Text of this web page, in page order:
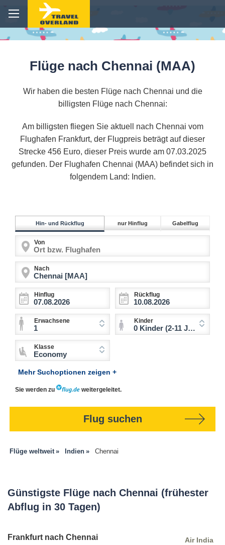
Flüge nach Chennai (MAA)
Wir haben die besten Flüge nach Chennai und die
billigsten Flüge nach Chennai:
Am billigsten fliegen Sie aktuell nach Chennai vom
Flughafen Frankfurt, der Flugpreis beträgt auf dieser
Strecke 456 Euro, dieser Preis wurde am 07.03.2025
gefunden. Der Flughafen Chennai (MAA) befindet sich in
folgendem Land: Indien.
Hin- und Rückflug nur Hinflug Gabelflug
Von
Nach
Hinflug Rückflug
Erwachsene
1
Kinder
0 Kinder (2-11 Jahre)
Klasse
Economy
Mehr Suchoptionen zeigen +
Sie werden zu weitergeleitet.
Flug suchen
Flüge weltweit Indien Chennai
Günstigste Flüge nach Chennai (frühester
Abflug in 30 Tagen)
Frankfurt nach Chennai
Air India